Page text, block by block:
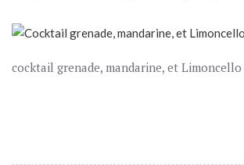
cocktail grenade, mandarine, et